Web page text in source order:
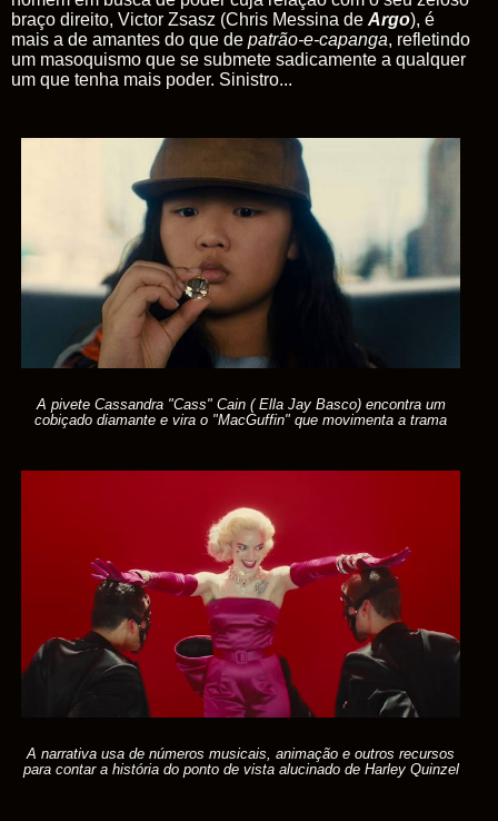
braço direito, Victor Zsasz (Chris Messina de Argo), é
mais a de amantes do que de patrão-e-capanga, refletindo
um masoquismo que se submete sadicamente a qualquer
um que tenha mais poder. Sinistro...
A pivete Cassandra "Cass" Cain ( Ella Jay Basco) encontra um
cobiçado diamante e vira o "MacGuffin" que movimenta a trama
A narrativa usa de números musicais, animação e outros recursos
para contar a história do ponto de vista alucinado de Harley Quinzel